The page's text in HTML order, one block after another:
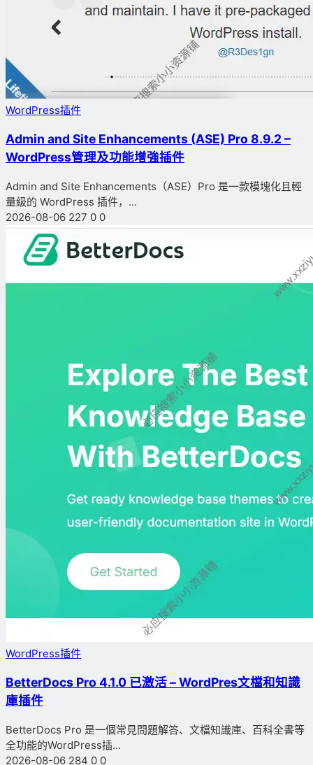
WordPress插件
Admin and Site Enhancements (ASE) Pro 8.9.2 –
WordPress管理及功能增強插件
Admin and Site Enhancements（ASE）Pro 是一款模塊化且輕
量級的 WordPress 插件，...
2026-08-06 227 0 0
WordPress插件
BetterDocs Pro 4.1.0 已激活 – WordPres文檔和知識
庫插件
BetterDocs Pro 是一個常見問題解答、文檔知識庫、百科全書等
全功能的WordPress插...
2026-08-06 284 0 0